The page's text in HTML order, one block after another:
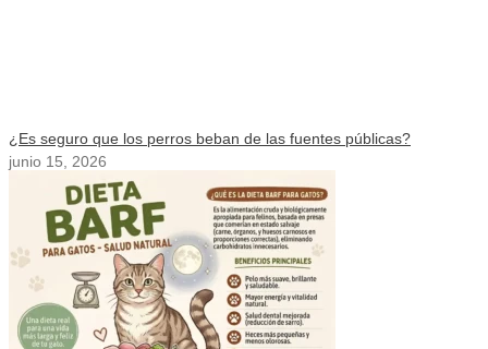
¿Es seguro que los perros beban de las fuentes públicas?
junio 15, 2026